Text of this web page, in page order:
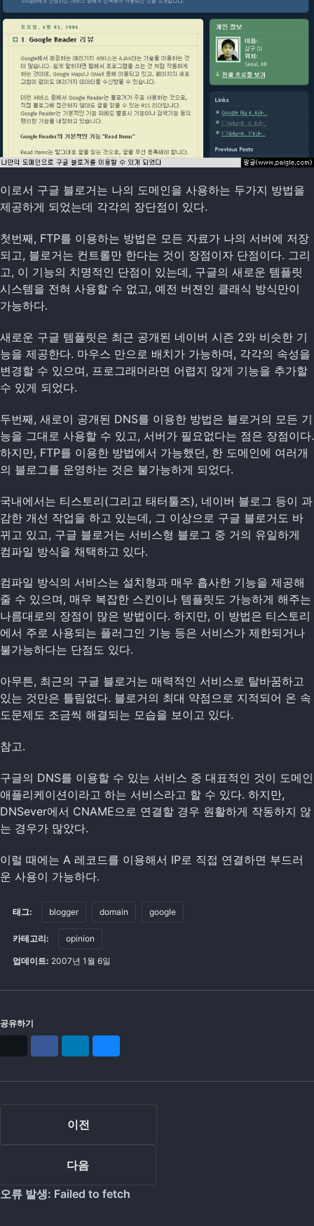
이로서 구글 블로거는 나의 도메인을 사용하는 두가지 방법을
제공하게 되었는데 각각의 장단점이 있다.
첫번째, FTP를 이용하는 방법은 모든 자료가 나의 서버에 저장
되고, 블로거는 컨트롤만 한다는 것이 장점이자 단점이다. 그리
고, 이 기능의 치명적인 단점이 있는데, 구글의 새로운 템플릿
시스템을 전혀 사용할 수 없고, 예전 버젼인 클래식 방식만이
가능하다.
새로운 구글 템플릿은 최근 공개된 네이버 시즌 2와 비슷한 기
능을 제공한다. 마우스 만으로 배치가 가능하며, 각각의 속성을
변경할 수 있으며, 프로그래머라면 어렵지 않게 기능을 추가할
수 있게 되었다.
두번째, 새로이 공개된 DNS를 이용한 방법은 블로거의 모든 기
능을 그대로 사용할 수 있고, 서버가 필요없다는 점은 장점이다.
하지만, FTP를 이용한 방법에서 가능했던, 한 도메인에 여러개
의 블로그를 운영하는 것은 불가능하게 되었다.
국내에서는 티스토리(그리고 태터툴즈), 네이버 블로그 등이 과
감한 개선 작업을 하고 있는데, 그 이상으로 구글 블로거도 바
뀌고 있고, 구글 블로거는 서비스형 블로그 중 거의 유일하게
컴파일 방식을 채택하고 있다.
컴파일 방식의 서비스는 설치형과 매우 흡사한 기능을 제공해
줄 수 있으며, 매우 복잡한 스킨이나 템플릿도 가능하게 해주는
나름대로의 장점이 많은 방법이다. 하지만, 이 방법은 티스토리
에서 주로 사용되는 플러그인 기능 등은 서비스가 제한되거나
불가능하다는 단점도 있다.
아무튼, 최근의 구글 블로거는 매력적인 서비스로 탈바꿈하고
있는 것만은 틀림없다. 블로거의 최대 약점으로 지적되어 온 속
도문제도 조금씩 해결되는 모습을 보이고 있다.
참고.
구글의 DNS를 이용할 수 있는 서비스 중 대표적인 것이 도메인
애플리케이션이라고 하는 서비스라고 할 수 있다. 하지만,
DNSever에서 CNAME으로 연결할 경우 원활하게 작동하지 않
는 경우가 많았다.
이럴 때에는 A 레코드를 이용해서 IP로 직접 연결하면 부드러
운 사용이 가능하다.
태그: blogger domain google
카테고리: opinion
업데이트: 2007년 1월 6일
공유하기
이전
다음